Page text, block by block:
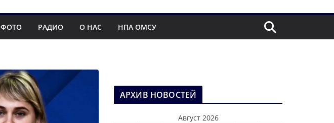
ФОТО РАДИО О НАС НПА ОМСУ
АРХИВ НОВОСТЕЙ
Август 2026